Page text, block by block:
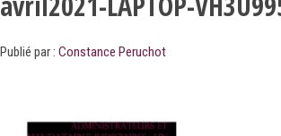
Publié par : Constance Peruchot